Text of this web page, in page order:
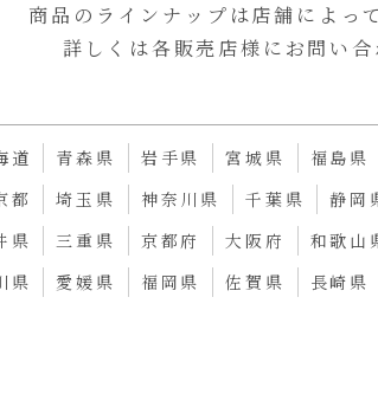
商品のラインナップは店舗によっ
詳しくは各販売店様にお問い合
道 青森県 岩手県 宮城県 福島県
都
埼玉県 神奈川県 千葉県 静岡
県
三重県 京都府 大阪府 和歌山
県
愛媛県 福岡県 佐賀県 長崎県